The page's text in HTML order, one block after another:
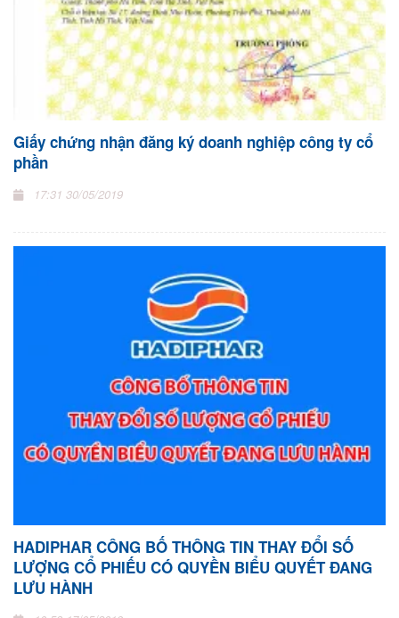
Giấy chứng nhận đăng ký doanh nghiệp công ty cổ
phần
17:31 30/05/2019
HADIPHAR CÔNG BỐ THÔNG TIN THAY ĐỔI SỐ
LƯỢNG CỔ PHIẾU CÓ QUYỀN BIỂU QUYẾT ĐANG
LƯU HÀNH